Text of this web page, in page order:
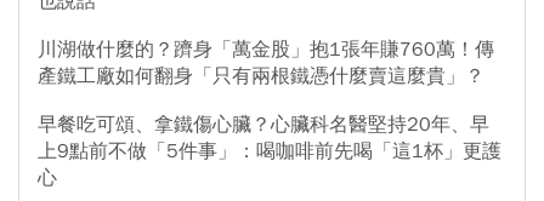
川湖做什麼的？躋身「萬金股」抱1張年賺760萬！傳
產鐵工廠如何翻身「只有兩根鐵憑什麼賣這麼貴」？
早餐吃可頌、拿鐵傷心臟？心臟科名醫堅持20年、早
上9點前不做「5件事」：喝咖啡前先喝「這1杯」更護
心